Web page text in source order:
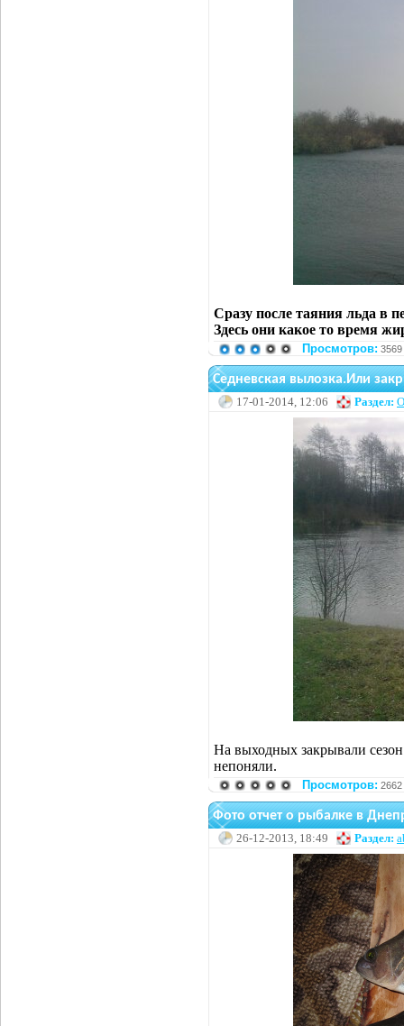
Сразу после таяния льда в
Здесь они какое то время
Просмотров:
Седневская вылозка.Или
17-01-2014, 12:06 Раздел:
На выходных закрывали
непоняли.
Просмотров:
Фото отчет о рыбалке в
26-12-2013, 18:49 Раздел: